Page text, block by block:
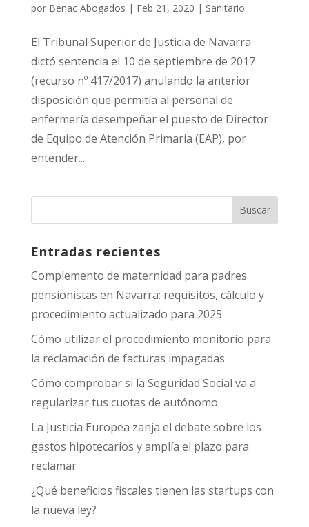
por Benac Abogados | Feb 21, 2020 | Sanitario
El Tribunal Superior de Justicia de Navarra
dictó sentencia el 10 de septiembre de 2017
(recurso nº 417/2017) anulando la anterior
disposición que permitía al personal de
enfermería desempeñar el puesto de Director
de Equipo de Atención Primaria (EAP), por
entender...
Entradas recientes
Complemento de maternidad para padres
pensionistas en Navarra: requisitos, cálculo y
procedimiento actualizado para 2025
Cómo utilizar el procedimiento monitorio para
la reclamación de facturas impagadas
Cómo comprobar si la Seguridad Social va a
regularizar tus cuotas de autónomo
La Justicia Europea zanja el debate sobre los
gastos hipotecarios y amplía el plazo para
reclamar
¿Qué beneficios fiscales tienen las startups con
la nueva ley?